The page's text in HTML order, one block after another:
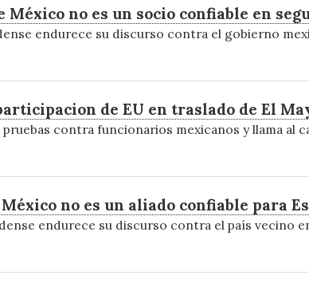
México no es un socio confiable en
endurece su discurso contra el gobierno
de EU en traslado de El
contra funcionarios mexicanos y llama
no es un aliado confiable para
endurece su discurso contra el país vecino